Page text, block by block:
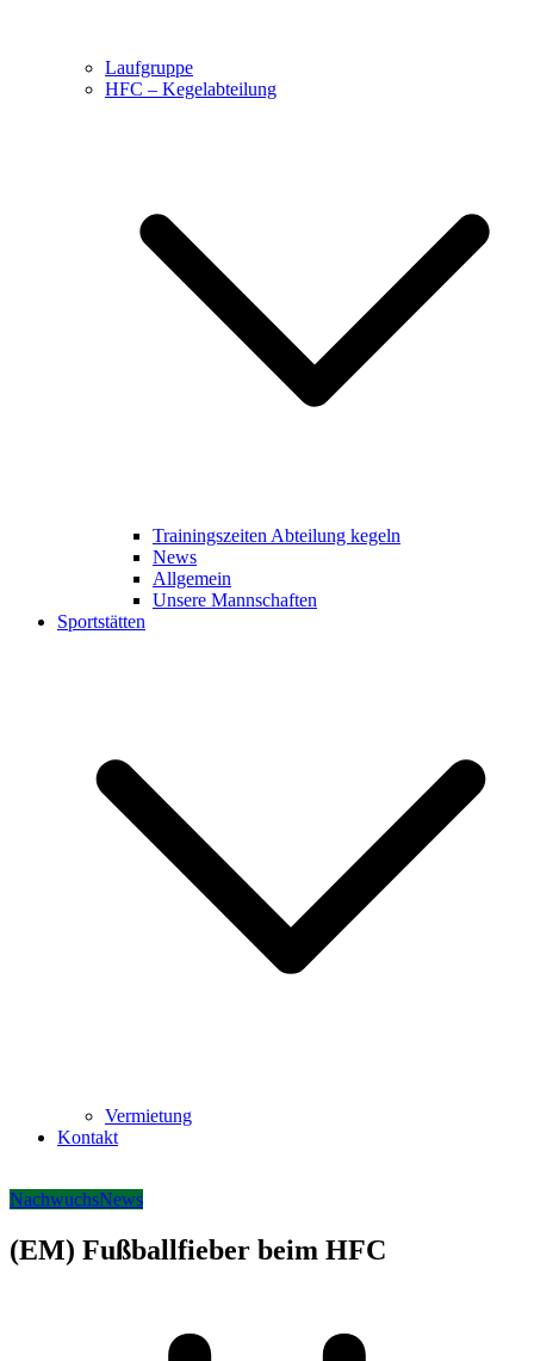
Laufgruppe
HFC – Kegelabteilung
Trainingszeiten Abteilung kegeln
News
Allgemein
Unsere Mannschaften
Sportstätten
Vermietung
Kontakt
NachwuchsNews
(EM) Fußballfieber beim HFC